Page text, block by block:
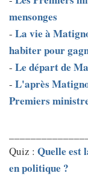
mensonges
- La vie à
habiter pour
- Le départ de
- L'après
Premiers
Quiz : Quelle est
en politique ?